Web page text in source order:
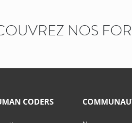
NOS
CODERS